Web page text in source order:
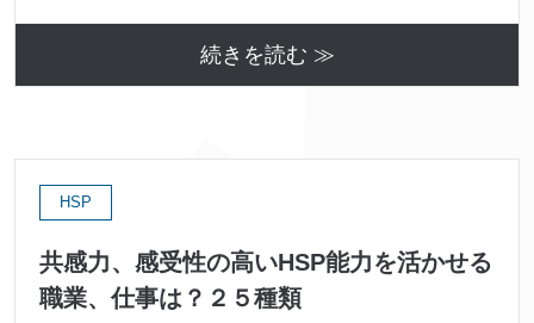
続きを読む ≫
HSP
共感力、感受性の高いHSP能力を活かせる
職業、仕事は？２５種類